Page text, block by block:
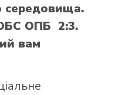
середовища.
ОПБ 2:3.
вам